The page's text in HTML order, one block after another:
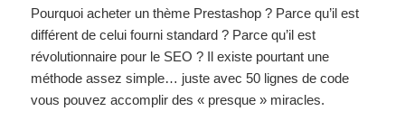
Pourquoi acheter un thème Prestashop ? Parce qu’il est
différent de celui fourni standard ? Parce qu’il est
révolutionnaire pour le SEO ? Il existe pourtant une
méthode assez simple… juste avec 50 lignes de code
vous pouvez accomplir des « presque » miracles.